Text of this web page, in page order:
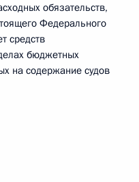
обязательств,
Федерального
средств
бюджетных
на содержание судов